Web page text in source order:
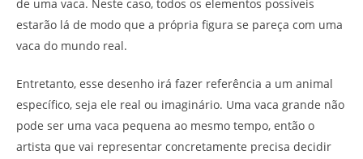
de uma vaca. Neste caso, todos os elementos possíveis
estarão lá de modo que a própria figura se pareça com uma
vaca do mundo real.
Entretanto, esse desenho irá fazer referência a um animal
específico, seja ele real ou imaginário. Uma vaca grande não
pode ser uma vaca pequena ao mesmo tempo, então o
artista que vai representar concretamente precisa decidir